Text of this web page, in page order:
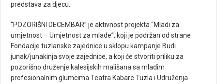
predstava za djecu.
“POZORIŠNI DECEMBAR” je aktivnost projekta “Mladi za
umjetnost – Umjetnost za mlade”, koji je podržan od strane
Fondacije tuzlanske zajednice u sklopu kampanje Budi
junak/junakinja svoje zajednice, a koji će stvoriti priliku za
pozorišno druženje kalesijskih mališana sa mladim
profesionalnim glumcima Teatra Kabare Tuzla i Udruženja